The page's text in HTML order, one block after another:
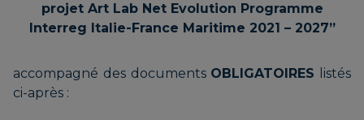
projet Art Lab Net Evolution Programme
Interreg Italie-France Maritime 2021 – 2027”
accompagné des documents OBLIGATOIRES listés
ci-après :